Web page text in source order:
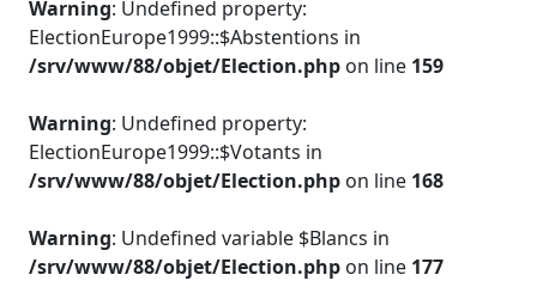
Warning: Undefined property:
ElectionEurope1999::$Abstentions in
/srv/www/88/objet/Election.php on line 159
Warning: Undefined property:
ElectionEurope1999::$Votants in
/srv/www/88/objet/Election.php on line 168
Warning: Undefined variable $Blancs in
/srv/www/88/objet/Election.php on line 177